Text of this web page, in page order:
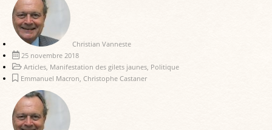
Christian Vanneste
25 novembre 2018
Articles, Manifestation des gilets jaunes, Politique
Emmanuel Macron, Christophe Castaner